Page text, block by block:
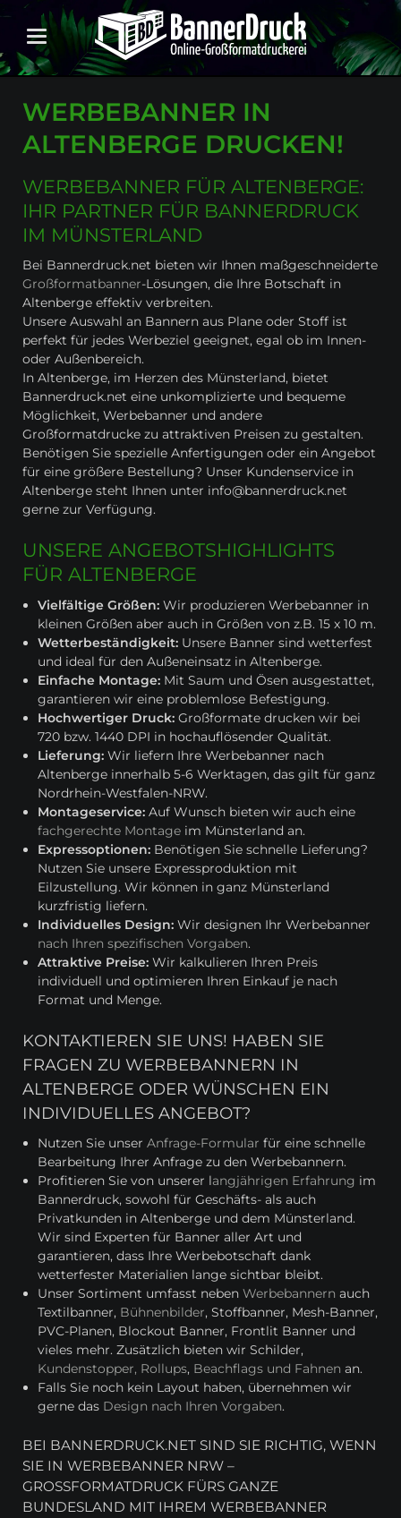
WERBEBANNER IN
ALTENBERGE DRUCKEN!
WERBEBANNER FÜR ALTENBERGE:
IHR PARTNER FÜR BANNERDRUCK
IM MÜNSTERLAND
Bei Bannerdruck.net bieten wir Ihnen maßgeschneiderte
Großformatbanner-Lösungen, die Ihre Botschaft in
Altenberge effektiv verbreiten.
Unsere Auswahl an Bannern aus Plane oder Stoff ist
perfekt für jedes Werbeziel geeignet, egal ob im Innen-
oder Außenbereich.
In Altenberge, im Herzen des Münsterland, bietet
Bannerdruck.net eine unkomplizierte und bequeme
Möglichkeit, Werbebanner und andere
Großformatdrucke zu attraktiven Preisen zu gestalten.
Benötigen Sie spezielle Anfertigungen oder ein Angebot
für eine größere Bestellung? Unser Kundenservice in
Altenberge steht Ihnen unter info@bannerdruck.net
gerne zur Verfügung.
UNSERE ANGEBOTSHIGHLIGHTS
FÜR ALTENBERGE
Vielfältige Größen:Wir produzieren Werbebanner in
kleinen Größen aber auch in Größen von z.B. 15 x 10 m.
Wetterbeständigkeit: Unsere Banner sind wetterfest
und ideal für den Außeneinsatz in Altenberge.
Einfache Montage: Mit Saum und Ösen ausgestattet,
garantieren wir eine problemlose Befestigung.
Hochwertiger Druck:Großformate drucken wir bei
720 bzw. 1440 DPI in hochauflösender Qualität.
Lieferung:Wir liefern Ihre Werbebanner nach
Altenberge innerhalb 5-6 Werktagen, das gilt für ganz
Nordrhein-Westfalen-NRW.
Montageservice:Auf Wunsch bieten wir auch eine
fachgerechte Montage im Münsterland an.
Expressoptionen: Benötigen Sie schnelle Lieferung?
Nutzen Sie unsere Expressproduktion mit
Eilzustellung. Wir können in ganz Münsterland
kurzfristig liefern.
Individuelles Design:Wir designen Ihr Werbebanner
nach Ihren spezifischen Vorgaben.
Attraktive Preise:Wir kalkulieren Ihren Preis
individuell und optimieren Ihren Einkauf je nach
Format und Menge.
KONTAKTIEREN SIE UNS! HABEN SIE
FRAGEN ZU WERBEBANNERN IN
ALTENBERGE ODER WÜNSCHEN EIN
INDIVIDUELLES ANGEBOT?
Nutzen Sie unserAnfrage-Formular für eine schnelle
Bearbeitung Ihrer Anfrage zu den Werbebannern.
Profitieren Sie von unserer langjährigen Erfahrung im
Bannerdruck, sowohl für Geschäfts- als auch
Privatkunden in Altenberge und dem Münsterland.
Wir sind Experten für Banner aller Art und
garantieren, dass Ihre Werbebotschaft dank
wetterfester Materialien lange sichtbar bleibt.
Unser Sortiment umfasst nebenWerbebannern auch
Textilbanner, Bühnenbilder, Stoffbanner, Mesh-Banner,
PVC-Planen, Blockout Banner, Frontlit Banner und
vieles mehr. Zusätzlich bieten wir Schilder,
Kundenstopper, Rollups, Beachflags und Fahnen an.
Falls Sie noch kein Layout haben, übernehmen wir
gerne das Design nach Ihren Vorgaben.
BEI BANNERDRUCK.NET SIND SIE RICHTIG, WENN
SIE IN WERBEBANNER NRW –
GROSSFORMATDRUCK FÜRS GANZE B
UNDESLAND MIT IHREM WERBEBANNER A